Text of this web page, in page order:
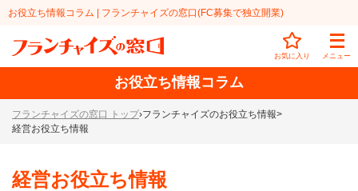
お役立ち情報コラム | フランチャイズの窓口(FC募集で独立開業)
お気に入り メニュー
業種
お役立ち情報コラム
フランチャイズの窓口 トップ›フランチャイズのお役立ち情報>
経営お役立ち情報
経営お役立ち情報